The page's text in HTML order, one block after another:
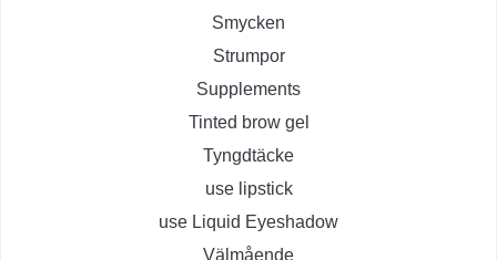
Smycken
Strumpor
Supplements
Tinted brow gel
Tyngdtäcke
use lipstick
use Liquid Eyeshadow
Välmående